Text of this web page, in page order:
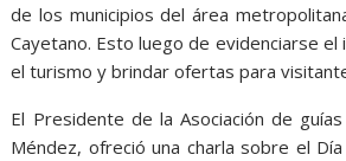
de los municipios del área
Cayetano. Esto luego de evidenciarse
el turismo y brindar ofertas para
El Presidente de la Asociación de
Méndez, ofreció una charla sobre el